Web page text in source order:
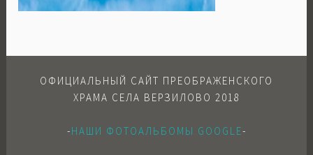
ОФИЦИАЛЬНЫЙ САЙТ ПРЕОБРАЖЕНСКОГО
ХРАМА СЕЛА ВЕРЗИЛОВО 2018
-НАШИ ФОТОАЛЬБОМЫ GOOGLE-